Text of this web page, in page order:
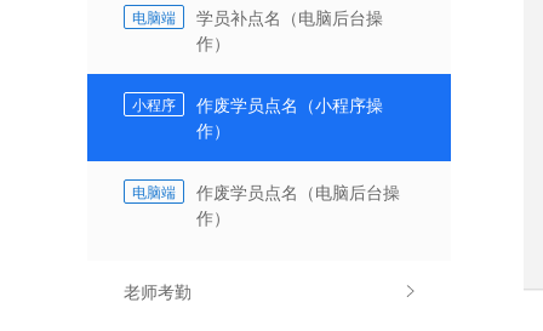
电脑端
学员补点名（电脑后台操
作）
小程序
作废学员点名（小程序操
作）
电脑端
作废学员点名（电脑后台操
作）
老师考勤